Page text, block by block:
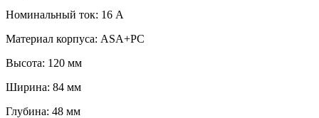
Номинальный ток: 16 А
Материал корпуса: ASA+PC
Высота: 120 мм
Ширина: 84 мм
Глубина: 48 мм